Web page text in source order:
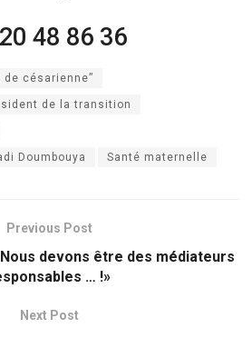
48 86 36
césarienne’’
de la transition
Doumbouya Santé maternelle
Previous Post
Nous devons être des médiateurs
… !»
Next Post